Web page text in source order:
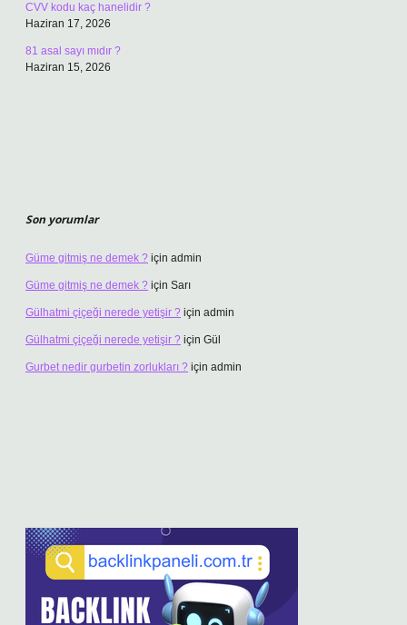
CVV kodu kaç hanelidir ?
Haziran 17, 2026
81 asal sayı mıdır ?
Haziran 15, 2026
Son yorumlar
Güme gitmiş ne demek ? için admin
Güme gitmiş ne demek ? için Sarı
Gülhatmi çiçeği nerede yetişir ? için admin
Gülhatmi çiçeği nerede yetişir ? için Gül
Gurbet nedir gurbetin zorlukları ? için admin